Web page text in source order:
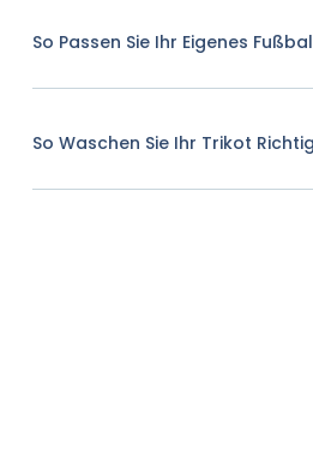
So Passen Sie Ihr Eigenes
So Waschen Sie Ihr Trikot